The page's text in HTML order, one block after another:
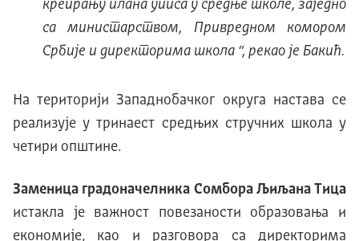
креирању плана уписа у средње школе, заједно
са министарством, Привредном комором
Србије и директорима школа“, рекао је Бакић.
На територији Западнобачког округа настава се
реализује у тринаест средњих стручних школа у
четири општине.
Заменица градоначелника Сомбора Љиљана Тица
истакла је важност повезаности образовања и
економије, као и разговора са директорима